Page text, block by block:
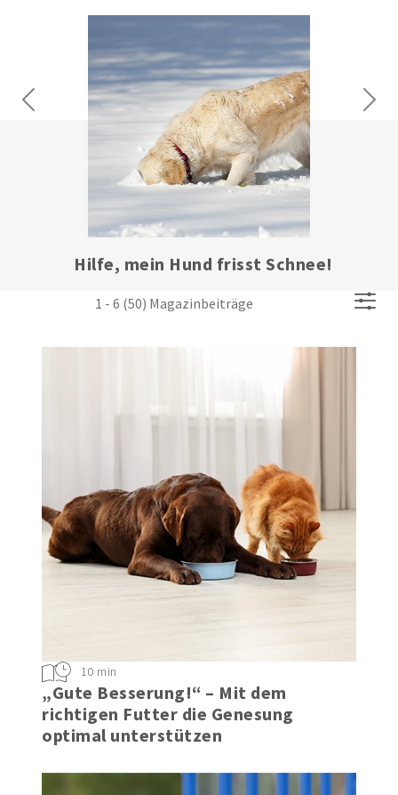
Arthrose beim Hund: Wenn die
Stoßdämpfer nicht mehr funktionieren
Previous Next
„Gute Besserung!“ – Mit dem
richtigen Futter die Genesung
10 min